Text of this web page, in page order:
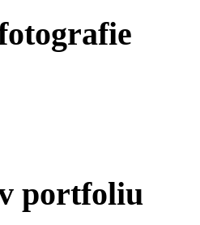
portfoliu